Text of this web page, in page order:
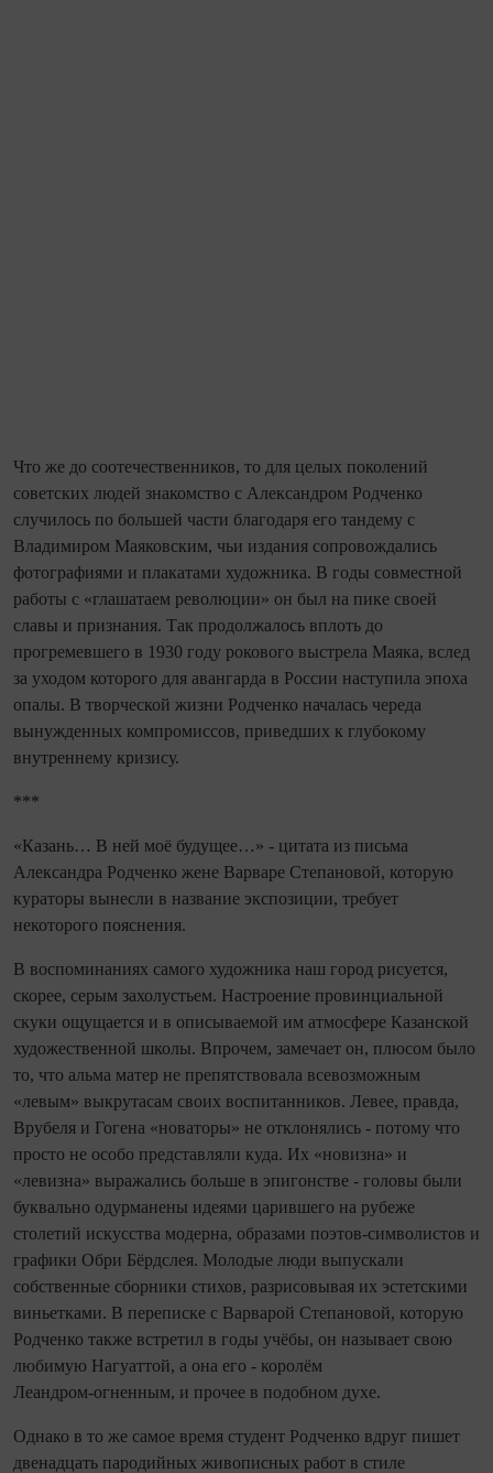
Что же до сооте­че­ственников, то для целых поколений
советских людей знакомство с Александром Родченко
случилось по большей части благодаря его тандему с
Владимиром Маяковским, чьи издания сопровождались
фотографиями и плакатами художника. В годы сов­мест­ной
работы с «глашатаем революции» он был на пике своей
славы и признания. Так продолжалось вплоть до
прогремевшего в 1930 году рокового выстрела Маяка, вслед
за уходом которого для авангарда в России наступила эпоха
опалы. В творческой жизни Родченко началась череда
вынужденных компромиссов, приведших к глубокому
внутреннему кризису.
***
«Ка­зань… В ней моё будущее…» - цитата из письма
Александра Родченко жене Варваре Степановой, которую
кураторы вынесли в название экспозиции, требует
некоторого пояснения.
В воспоминаниях самого художника наш город рисуется,
скорее, серым захолустьем. Настроение провинциальной
скуки ощущается и в описываемой им атмо­сфере Казанской
художественной школы. Впрочем, замечает он, плюсом было
то, что альма матер не препятствовала всевозможным
«левым» выкрутасам своих воспитанников. Левее, правда,
Врубеля и Гогена «новаторы» не отклонялись - потому что
просто не особо представляли куда. Их «новизна» и
«левизна» выражались больше в эпигонстве - головы были
буквально одурманены идеями царившего на рубеже
столетий искусства модерна, образами поэтов‑символистов и
графики Обри Бёрдслея. Молодые люди выпускали
собственные сборники стихов, разрисовывая их эстетскими
виньетками. В переписке с Варварой Степановой, которую
Родченко также встретил в годы учёбы, он называет свою
любимую Нагуаттой, а она его - королём
Леандром‑огненным, и прочее в подобном духе.
Однако в то же самое время студент Родченко вдруг пишет
двена­дцать пародийных живописных работ в стиле